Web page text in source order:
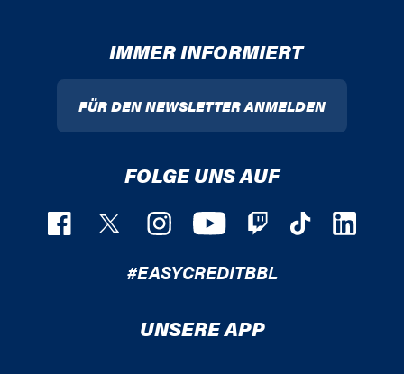
IMMER INFORMIERT
FÜR DEN NEWSLETTER ANMELDEN
FOLGE UNS AUF
#EASYCREDITBBL
UNSERE APP